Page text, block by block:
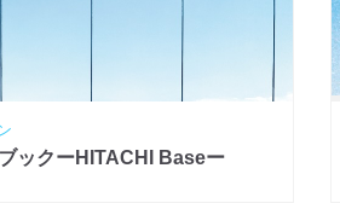
ックーHITACHI Baseー